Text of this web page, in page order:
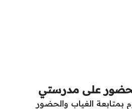
على مدرستي
بمتابعة الغياب والحضور